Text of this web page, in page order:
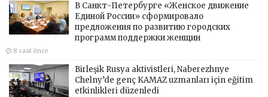
В Санкт-Петербурге «Женское движение
Единой России» сформировало
предложения по развитию городских
программ поддержки женщин
8 saat önce
Birleşik Rusya aktivistleri, Naberezhnye
Chelny’de genç KAMAZ uzmanları için eğitim
etkinlikleri düzenledi